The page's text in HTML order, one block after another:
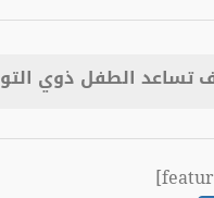
تساعد الطفل ذوي